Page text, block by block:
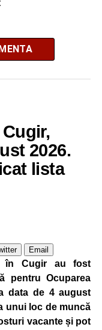
2026.
lista
Email
în Cugir au fost
pentru Ocuparea
data de 4 august
unui loc de muncă
vacante și pot